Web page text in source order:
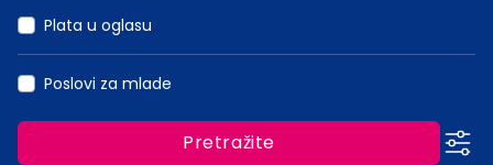
Plata u oglasu
Poslovi za mlade
Pretražite